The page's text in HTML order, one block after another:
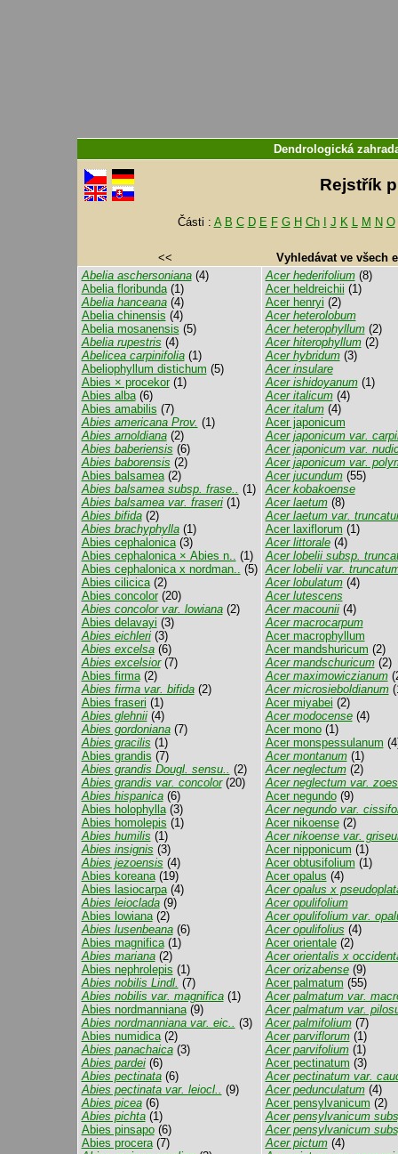
Dendrologická
Rejstřík
Části : A B C D E F G H Ch J K L M N O
<<
Vyhledávat ve všech
Abelia aschersoniana(4)
Abelia floribunda(1)
Abelia hanceana(4)
Abelia chinensis (4)
Abelia mosanensis (5)
Abelia rupestris (4)
Abelicea carpinifolia(1)
Abeliophyllum distichum (5)
Abies × procekor(1)
Abies alba(6)
Abies amabilis (7)
Abies americana Prov. (1)
Abies arnoldiana(2)
Abies baberiensis (6)
Abies baborensis (2)
Abies balsamea(2)
Abies balsamea subsp. frase.. (1)
Abies balsamea var. fraseri(1)
Abies bifida(2)
Abies brachyphylla(1)
Abies cephalonica(3)
Abies cephalonica × Abies n.. (1)
Abies cephalonica x nordman.. (5)
Abies cilicica(2)
Abies concolor(20)
Abies concolor var. lowiana(2)
Abies delavayi (3)
Abies eichleri(3)
Abies excelsa(6)
Abies excelsior(7)
Abies firma(2)
Abies firma var. bifida(2)
Abies fraseri (1)
Abies glehnii(4)
Abies gordoniana(7)
Abies gracilis (1)
Abies grandis (7)
Abies grandis Dougl. sensu.. (2)
Abies grandis var. concolor(20)
Abies hispanica(6)
Abies holophylla(3)
Abies homolepis (1)
Abies humilis (1)
Abies insignis (3)
Abies jezoensis (4)
Abies koreana(19)
Abies lasiocarpa(4)
Abies leioclada(9)
Abies lowiana(2)
Abies lusenbeana(6)
Abies magnifica(1)
Abies mariana(2)
Abies nephrolepis (1)
Abies nobilis Lindl. (7)
Abies nobilis var. magnifica(1)
Abies nordmanniana(9)
Abies nordmanniana var. eic.. (3)
Abies numidica(2)
Abies panachaica(3)
Abies pardei(6)
Abies pectinata(6)
Abies pectinata var. leiocl.. (9)
Abies picea(6)
Abies pichta(1)
Abies pinsapo(6)
Abies procera(7)
Acer hederifolium(8)
Acer heldreichii (1)
Acer henryi (2)
Acer heterolobum
Acer heterophyllum(2)
Acer hiterophyllum(2)
Acer hybridum(3)
Acer insulare
Acer ishidoyanum(1)
Acer italicum(4)
Acer italum(4)
Acer japonicum
Acer japonicum var.
Acer japonicum var.
Acer japonicum var.
Acer jucundum(55)
Acer kobakoense
Acer laetum(8)
Acer laetum var.
Acer laxiflorum (1)
Acer littorale(4)
Acer lobelii subsp.
Acer lobelii var.
Acer lobulatum(4)
Acer lutescens
Acer macounii(4)
Acer macrocarpum
Acer macrophyllum
Acer mandshuricum (2)
Acer mandschuricum(2)
Acer maximowiczianum
Acer microsieboldianum
Acer miyabei (2)
Acer modocense(4)
Acer mono(1)
Acer monspessulanum
Acer montanum(1)
Acer neglectum(2)
Acer neglectum var.
Acer negundo(9)
Acer negundo var.
Acer nikoense(2)
Acer nikoense var.
Acer nipponicum (1)
Acer obtusifolium (1)
Acer opalus (4)
Acer opalus x
Acer opulifolium
Acer opulifolium var.
Acer opulifolius (4)
Acer orientale(2)
Acer orientalis x
Acer orizabense(9)
Acer palmatum (55)
Acer palmatum var.
Acer palmatum var.
Acer palmifolium(7)
Acer parviflorum(1)
Acer parvifolium(1)
Acer pectinatum (3)
Acer pectinatum var.
Acer pedunculatum(4)
Acer pensylvanicum (2)
Acer pensylvanicum
Acer pensylvanicum
Acer pictum(4)